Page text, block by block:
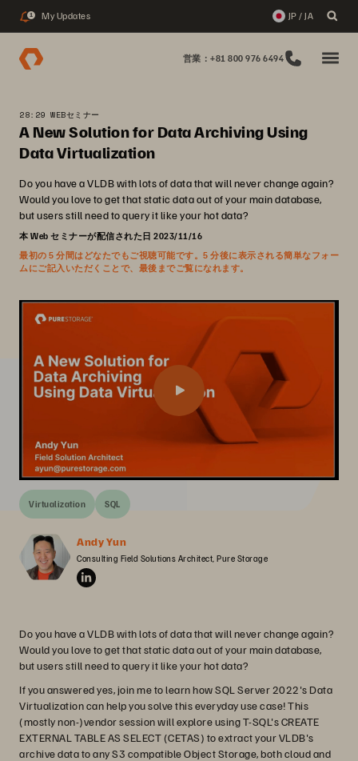
1 My Updates JP / JA
営業：+81 800 976 6494
28:29 WEBセミナー
A New Solution for Data Archiving Using
Data Virtualization
Do you have a VLDB with lots of data that will never change again?
Would you love to get that static data out of your main database,
but users still need to query it like your hot data?
本 Web セミナーが配信された日 2023/11/16
最初の 5 分間はどなたでもご視聴可能です。5 分後に表示される簡単なフォー
ムにご記入いただくことで、最後までご覧になれます。
Virtualization SQL
Andy Yun
Consulting Field Solutions Architect, Pure Storage
Do you have a VLDB with lots of data that will never change again?
Would you love to get that static data out of your main database,
but users still need to query it like your hot data?
If you answered yes, join me to learn how SQL Server 2022's Data
Virtualization can help you solve this everyday use case! This
(mostly non-)vendor session will explore using T-SQL's CREATE
EXTERNAL TABLE AS SELECT (CETAS) to extract your VLDB's
archive data to any S3 compatible Object Storage, both cloud and